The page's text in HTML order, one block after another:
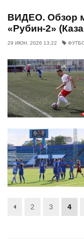
ВИДЕО. Обзор
«Рубин-2»
29 ИЮН. 2026 13:22
2 3 4